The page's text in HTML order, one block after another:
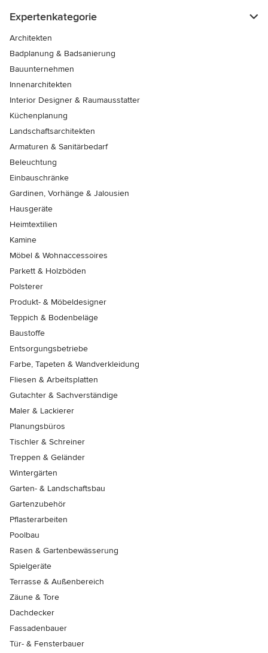
Expertenkategorie
Architekten
Badplanung & Badsanierung
Bauunternehmen
Innenarchitekten
Interior Designer & Raumausstatter
Küchenplanung
Landschaftsarchitekten
Armaturen & Sanitärbedarf
Beleuchtung
Einbauschränke
Gardinen, Vorhänge & Jalousien
Hausgeräte
Heimtextilien
Kamine
Möbel & Wohnaccessoires
Parkett & Holzböden
Polsterer
Produkt- & Möbeldesigner
Teppich & Bodenbeläge
Baustoffe
Entsorgungsbetriebe
Farbe, Tapeten & Wandverkleidung
Fliesen & Arbeitsplatten
Gutachter & Sachverständige
Maler & Lackierer
Planungsbüros
Tischler & Schreiner
Treppen & Geländer
Wintergärten
Garten- & Landschaftsbau
Gartenzubehör
Pflasterarbeiten
Poolbau
Rasen & Gartenbewässerung
Spielgeräte
Terrasse & Außenbereich
Zäune & Tore
Dachdecker
Fassadenbauer
Tür- & Fensterbauer